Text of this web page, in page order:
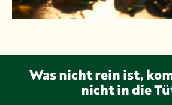
Was nicht rein ist,
nicht in die